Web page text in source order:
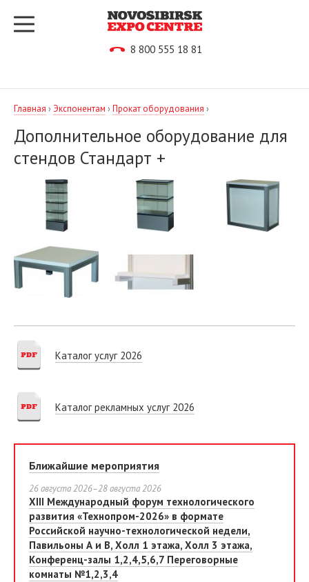
8 800 555 18 81
Главная › Экспонентам ›Прокат оборудования ›
Дополнительное оборудование для
стендов Стандарт +
Каталог услуг 2026
Каталог рекламных услуг 2026
Ближайшие мероприятия
26 августа 2026–28 августа 2026
XIII Международный форум технологического
развития «Технопром-2026» в формате
Российской научно-технологической недели,
Павильоны А и В, Холл 1 этажа, Холл 3 этажа,
Конференц-залы 1,2,4,5,6,7 Переговорные
комнаты №1,2,3,4